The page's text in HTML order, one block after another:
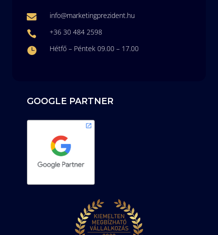
 info@marketingprezident.hu
 +36 30 484 2598
 Hétfő – Péntek 09.00 – 17.00
GOOGLE PARTNER